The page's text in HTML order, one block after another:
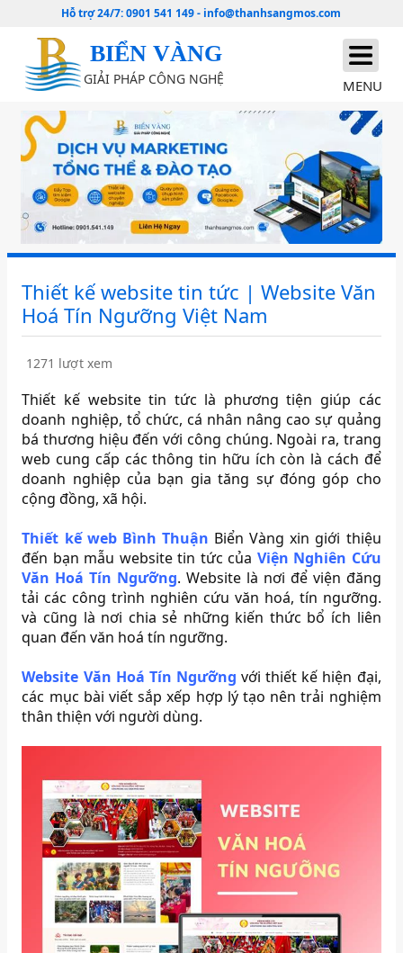
Hỗ trợ 24/7:0901 541 149- info@thanhsangmos.com
BIỂN VÀNG
GIẢI PHÁP CÔNG NGHỆ MENU
Thiết kế website tin tức | Website Văn
Hoá Tín Ngưỡng Việt Nam
1271 lượt xem
Thiết kế website tin tức là phương tiện giúp các
doanh nghiệp, tổ chức, cá nhân nâng cao sự quảng
bá thương hiệu đến với công chúng. Ngoài ra, trang
web cung cấp các thông tin hữu ích còn là cách để
doanh nghiệp của bạn gia tăng sự đóng góp cho
cộng đồng, xã hội.
Thiết kế web Bình Thuận Biển Vàng xin giới thiệu
đến bạn mẫu website tin tức của Viện Nghiên Cứu
Văn Hoá Tín Ngưỡng. Website là nơi để viện đăng
tải các công trình nghiên cứu văn hoá, tín ngưỡng.
và cũng là nơi chia sẻ những kiến thức bổ ích liên
quan đến văn hoá tín ngưỡng.
Website Văn Hoá Tín Ngưỡng với thiết kế hiện đại,
các mục bài viết sắp xếp hợp lý tạo nên trải nghiệm
thân thiện với người dùng.